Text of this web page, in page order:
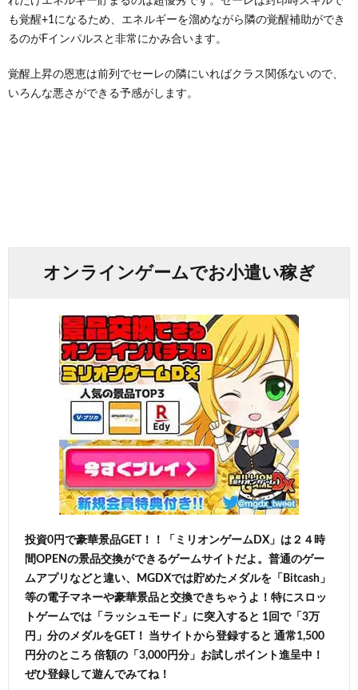
も覚醒+1になるため、エネルギーを溜めながら隣の覚醒補助ができ
るのがFインパルスと非常にかみ合います。
覚醒上昇の恩恵は前列でセーレの隣にいればクラス関係ないので、
いろんな悪さができる予感がします。
オンラインゲームでお小遣い稼ぎ
投資0円で豪華景品GET！！「ミリオンゲームDX」は２４時
間OPENの景品交換ができるゲームサイトだよ。普通のゲー
ムアプリなどと違い、MGDXでは貯めたメダルを「Bitcash」
等の電子マネーや豪華景品と交換できちゃうよ！特にスロッ
トゲームでは「ラッシュモード」に突入すると 1回で「3万
円」分のメダルをGET！ 当サイトから登録すると 通常1,500
円分のところ 倍額の「3,000円分」お試しポイント進呈中！
ぜひ登録して遊んでみてね！